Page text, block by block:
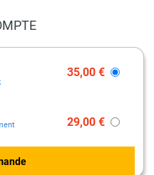
35,00 €
29,00 €